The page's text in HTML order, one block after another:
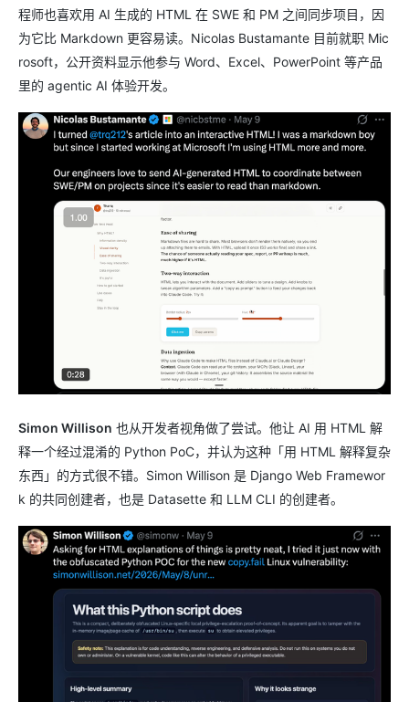
程师也喜欢用 AI 生成的 HTML 在 SWE 和 PM 之间同步项目，因
为它比 Markdown 更容易读。Nicolas Bustamante 目前就职 Mic
rosoft，公开资料显示他参与 Word、Excel、PowerPoint 等产品
里的 agentic AI 体验开发。
Simon Willison 也从开发者视角做了尝试。他让 AI 用 HTML 解
释一个经过混淆的 Python PoC，并认为这种「用 HTML 解释复杂
东西」的方式很不错。Simon Willison 是 Django Web Framewor
k 的共同创建者，也是 Datasette 和 LLM CLI 的创建者。